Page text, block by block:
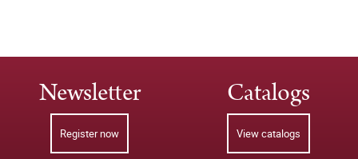
Newsletter
Register now
Catalogs
View catalogs